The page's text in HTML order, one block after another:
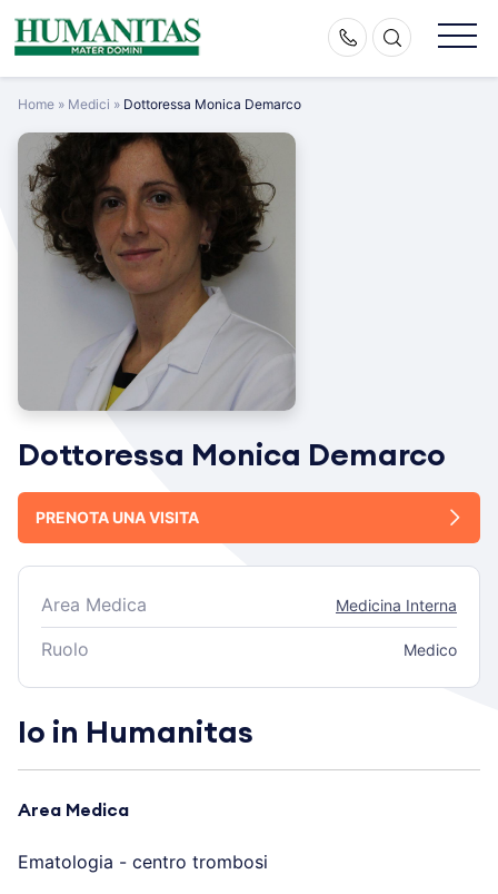
Skip
to
Home » Medici » Dottoressa Monica Demarco
Dottoressa Monica Demarco
PRENOTA UNA VISITA
Area Medica Medicina Interna
Ruolo Medico
Io in Humanitas
Area Medica
Ematologia - centro trombosi